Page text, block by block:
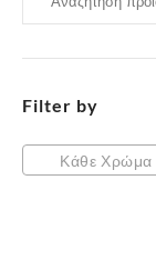
Οι
να
για:
Filter by
Κάθε Χρώμα